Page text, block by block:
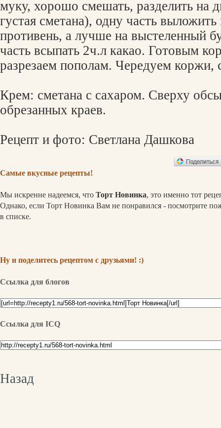
муку, хорошо смешать, разделить на
густая сметана), одну часть
противень, а лучше на выстеленный
часть всыпать 2ч.л какао. Готовым
разрезаем пополам. Чередуем коржи,
Крем: сметана с сахаром. Сверху
обрезанных краев.
Рецепт и фото: Светлана Дашкова
Самые вкусные рецепты!
Мы искренне надеемся, что Торт Новинка, это именно тот
Однако, если Торт Новинка Вам не понравился - посмотрите
в списке.
Ну и поделитесь рецептом с друзьями! :)
Ссылка для блогов
Ссылка для ICQ
Назад